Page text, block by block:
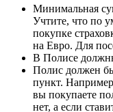
Минимальная
Учтите, что по
покупке
на Евро. Для
В Полисе
Полис должен
пункт.
вы покупаете
нет, а если